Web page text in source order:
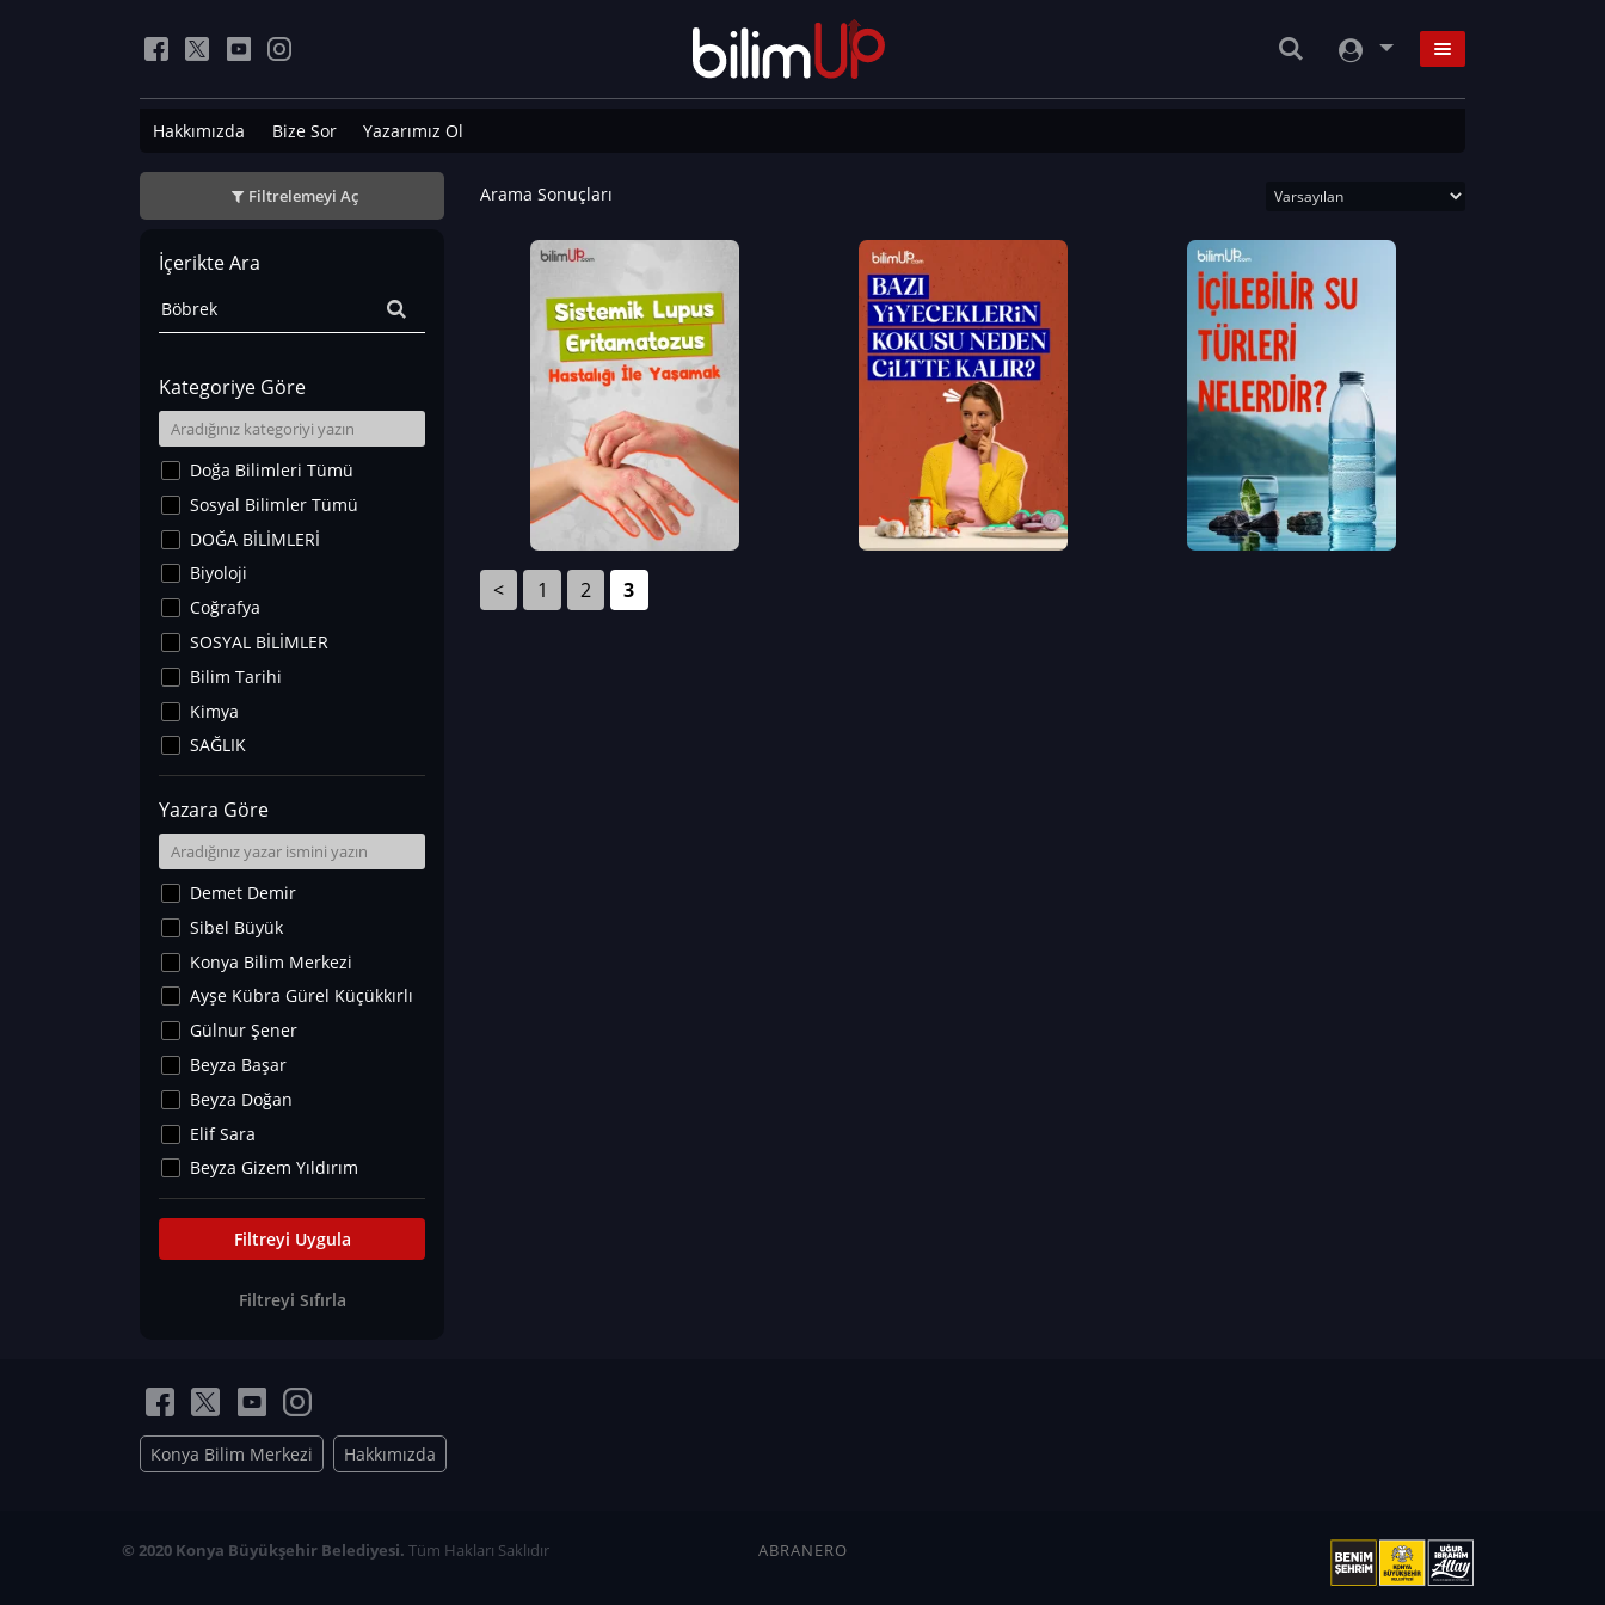
Hakkımızda Bize Sor Yazarımız Ol
Filtrelemeyi Aç
İçerikte Ara
Kategoriye Göre
Doğa Bilimleri Tümü
Sosyal Bilimler Tümü
DOĞA BİLİMLERİ
Biyoloji
Coğrafya
SOSYAL BİLİMLER
Bilim Tarihi
Kimya
SAĞLIK
Sanat Tarihi
Fizik
Yer Bilimleri
Astronomi ve Uzay
Noroloji
Matematik
Teknoloji
İklim Değişikliği
Arkeoloji
Kültür&Sanat
Yaşam Tavsiyeleri
Merakoloji
Eğitim Bilimleri
Yazara Göre
Demet Demir
Sibel Büyük
Konya Bilim Merkezi
Ayşe Kübra Gürel Küçükkırlı
Gülnur Şener
Beyza Başar
Beyza Doğan
Elif Sara
Beyza Gizem Yıldırım
İlknur İyigökler
Büşra Elif Kıvrak
Can TORUN
Elif Sara
Ayşe Edanur Başer
Gözde Düriye Alkan
Ceren Eda Erol
Filtreyi Uygula
Filtreyi Sıfırla
Arama Sonuçları
< 1 2 3
Konya Bilim Merkezi Hakkımızda
© 2020 Konya Büyükşehir Belediyesi. Tüm Hakları Saklıdır ABRANERO